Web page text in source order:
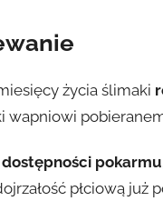
życia ślimaki
płciową już